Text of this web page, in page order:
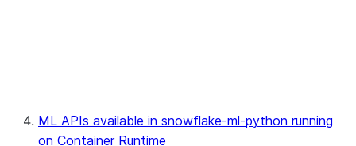
ML APIs available in snowflake-ml-python running
on Container Runtime